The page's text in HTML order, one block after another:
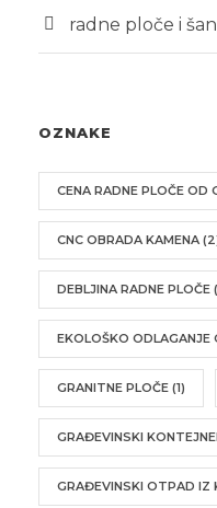
radne ploče i
OZNAKE
CENA RADNE PLOČE OD
CNC OBRADA KAMENA
DEBLJINA RADNE PLOČE
EKOLOŠKO ODLAGANJE
GRANITNE PLOČE (1)
GRAĐEVINSKI
GRAĐEVINSKI OTPAD IZ